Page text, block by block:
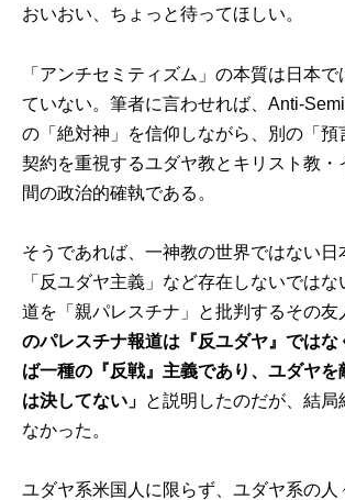
おいおい、ちょっと待ってほしい。
「アンチセミティズム」の本質は日本
ていない。筆者に言わせれば、Anti-
の「絶対神」を信仰しながら、別の「預
契約を重視するユダヤ教とキリスト教・
間の政治的確執である。
そうであれば、一神教の世界ではない日
「反ユダヤ主義」など存在しないでは
道を「親パレスチナ」と批判するその友
のパレスチナ報道は『反ユダヤ』ではな
ば一種の『反戦』主義であり、ユダヤを
は決してない」 と説明したのだが、結局
なかった。
ユダヤ系米国人に限らず、ユダヤ系の人